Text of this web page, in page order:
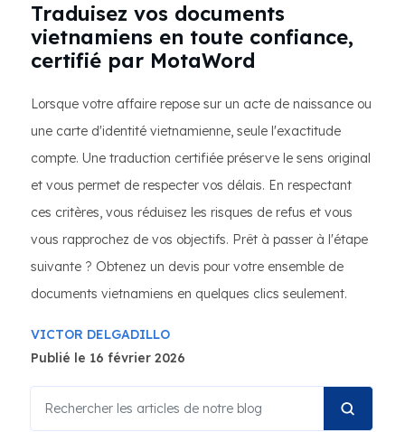
Traduisez vos documents
vietnamiens en toute confiance,
certifié par MotaWord
Lorsque votre affaire repose sur un acte de naissance ou
une carte d'identité vietnamienne, seule l'exactitude
compte. Une traduction certifiée préserve le sens original
et vous permet de respecter vos délais. En respectant
ces critères, vous réduisez les risques de refus et vous
vous rapprochez de vos objectifs. Prêt à passer à l'étape
suivante ? Obtenez un devis pour votre ensemble de
documents vietnamiens en quelques clics seulement.
VICTOR DELGADILLO
Publié le 16 février 2026